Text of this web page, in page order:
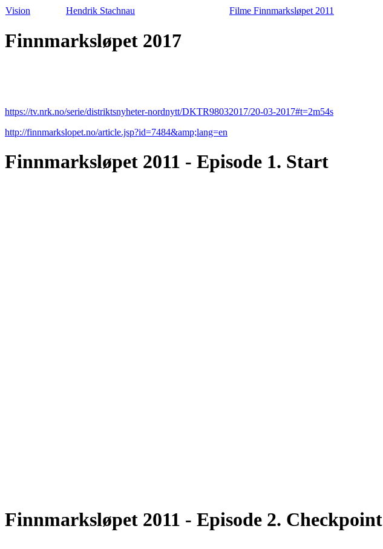
Vision Hendrik Stachnau Filme Finnmarksløpet 2011
Finnmarksløpet 2017
https://tv.nrk.no/serie/distriktsnyheter-nordnytt/DKTR98032017/20-03-2017#t=2m54s
http://finnmarkslopet.no/article.jsp?id=7484&amp;lang=en
Finnmarksløpet 2011 - Episode 1. Start
Finnmarksløpet 2011 - Episode 2. Checkpoint